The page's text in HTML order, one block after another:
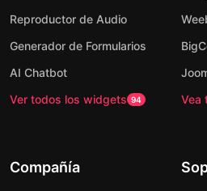
Reproductor de Audio
Generador de Formularios
AI Chatbot
Ver todos los widgets 94
Vea
Compañía